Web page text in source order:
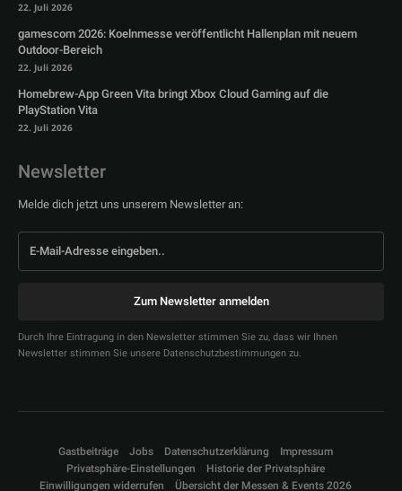
22. Juli 2026
gamescom 2026: Koelnmesse veröffentlicht Hallenplan mit neuem
Outdoor-Bereich
22. Juli 2026
Homebrew-App Green Vita bringt Xbox Cloud Gaming auf die
PlayStation Vita
22. Juli 2026
Newsletter
Melde dich jetzt uns unserem Newsletter an:
Zum Newsletter anmelden
Durch Ihre Eintragung in den Newsletter stimmen Sie zu, dass wir Ihnen
Newsletter stimmen Sie unsere Datenschutzbestimmungen zu.
Gastbeiträge Jobs Datenschutzerklärung
Impressum
Privatsphäre-Einstellungen
Historie der Privatsphäre
Einwilligungen widerrufen
Übersicht der Messen & Events 2026